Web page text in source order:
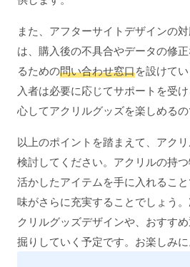
また、アフターサイトデザインの
は、購入後の不具合やデータの修
るための問い合わせ窓口を設けて
入者は必要に応じてサポートを受
心してアクリルグッズを楽しめるの
以上のポイントを踏まえて、アク
検討してください。アクリルの持
活かしたアイテムを手に入れるこ
味がさらに充実することでしょう
クリルグッズデザインや、おすす
掘りしていく予定です。お楽しみに